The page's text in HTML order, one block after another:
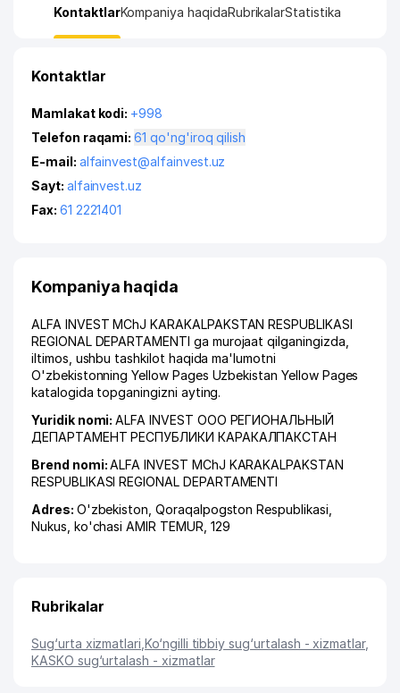
KontaktlarKompaniya haqidaRubrikalarStatistika
Kontaktlar
Mamlakat kodi: +998
Telefon raqami:
61 qo'ng'iroq qilish
E-mail: alfainvest@alfainvest.uz
Sayt: alfainvest.uz
Fax: 61 2221401
Kompaniya haqida
ALFA INVEST MChJ KARAKALPAKSTAN RESPUBLIKASI
REGIONAL DEPARTAMENTI ga murojaat qilganingizda,
iltimos, ushbu tashkilot haqida ma'lumotni
O'zbekistonning Yellow Pages Uzbekistan Yellow Pages
katalogida topganingizni ayting.
Yuridik nomi:ALFA INVEST ООО РЕГИОНАЛЬНЫЙ
ДЕПАРТАМЕНТ РЕСПУБЛИКИ КАРАКАЛПАКСТАН
Brend nomi:ALFA INVEST MChJ KARAKALPAKSTAN
RESPUBLIKASI REGIONAL DEPARTAMENTI
Adres: O'zbekiston,Qoraqalpogston Respublikasi
Nukus ko'chasi AMIR TEMUR , 129
Rubrikalar
Sug‘urta xizmatlari ,Ko‘ngilli tibbiy sug‘urtalash - xizmatlar,
KASKO sug‘urtalash - xizmatlar